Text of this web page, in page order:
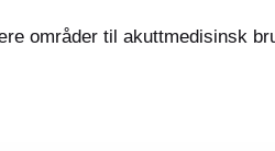
områder til akuttmedisinsk